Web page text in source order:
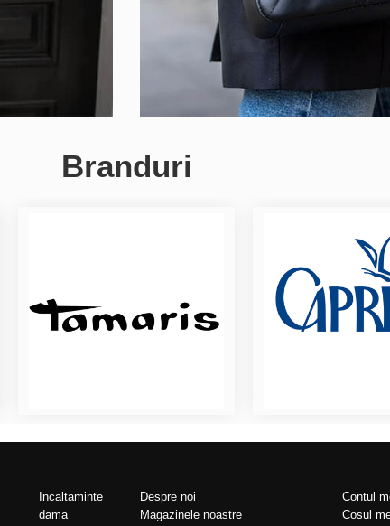
Branduri
Incaltaminte
dama
Despre noi
Magazinele noastre
Contul
Cosul